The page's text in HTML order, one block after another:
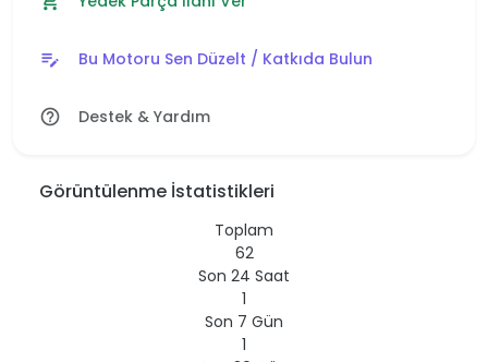
edit_note Bu Motoru Sen Düzelt / Katkıda Bulun
help_outline Destek & Yardım
Görüntülenme İstatistikleri
Toplam
62
Son 24 Saat
1
Son 7 Gün
1